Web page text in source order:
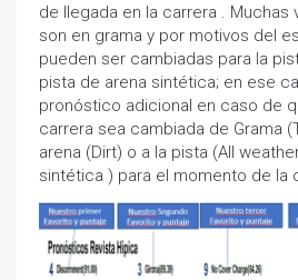
de llegada en la carrera . Muchas
son en grama y por motivos del
pueden ser cambiadas para la
pista de arena sintética; en ese
pronóstico adicional en caso de
carrera sea cambiada de Grama
arena (Dirt) o a la pista (All
sintética ) para el momento de la